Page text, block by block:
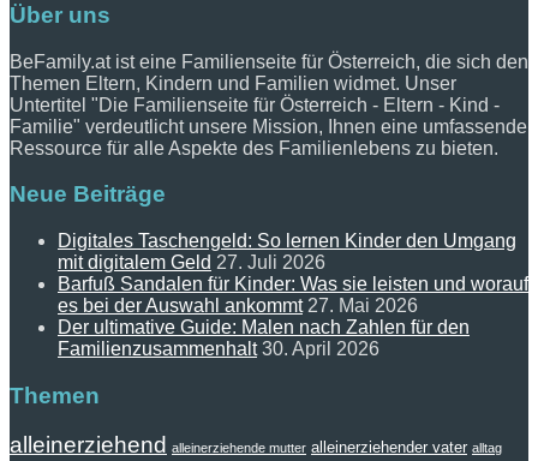
Über uns
BeFamily.at ist eine Familienseite für Österreich, die sich den
Themen Eltern, Kindern und Familien widmet. Unser
Untertitel "Die Familienseite für Österreich - Eltern - Kind -
Familie" verdeutlicht unsere Mission, Ihnen eine umfassende
Ressource für alle Aspekte des Familienlebens zu bieten.
Neue Beiträge
Digitales Taschengeld: So lernen Kinder den Umgang
mit digitalem Geld 27. Juli 2026
Barfuß Sandalen für Kinder: Was sie leisten und worauf
es bei der Auswahl ankommt 27. Mai 2026
Der ultimative Guide: Malen nach Zahlen für den
Familienzusammenhalt 30. April 2026
Themen
alleinerziehend alleinerziehende mutter alleinerziehender vater alltag